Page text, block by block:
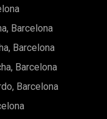
zonas más
el Barrio
Vivir aquí
boutiques
el encanto
conexiones
apartamento: es
y potencial. Una
Barcelona
Barcelona
Barcelona
Barcelona